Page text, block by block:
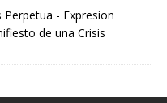
- Expresion
de una Crisis